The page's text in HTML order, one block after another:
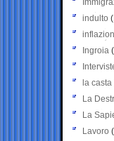
indulto
Ingroia
la casta
La
La
Lavoro